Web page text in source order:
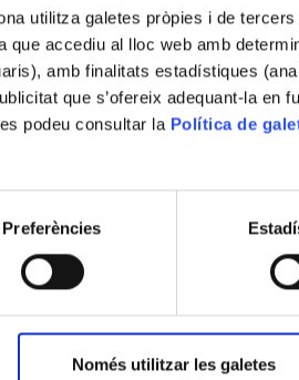
utilitza galetes pròpies i de
que accediu al lloc web amb
amb finalitats estadístiques
que s’ofereix adequant-la en
podeu consultar la Política de
Preferències
Només utilitzar les galetes